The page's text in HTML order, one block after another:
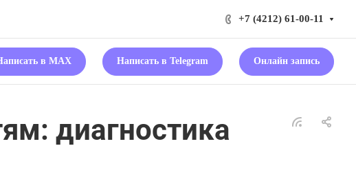
+7 (4212) 61-00-11
в MAX Написать в Telegram Онлайн запись
диагностика